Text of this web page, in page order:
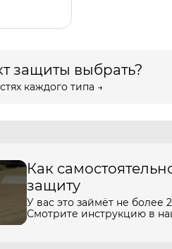
защиты выбрать?
каждого типа →
Как
защиту
У вас это займёт не более
Смотрите инструкцию в